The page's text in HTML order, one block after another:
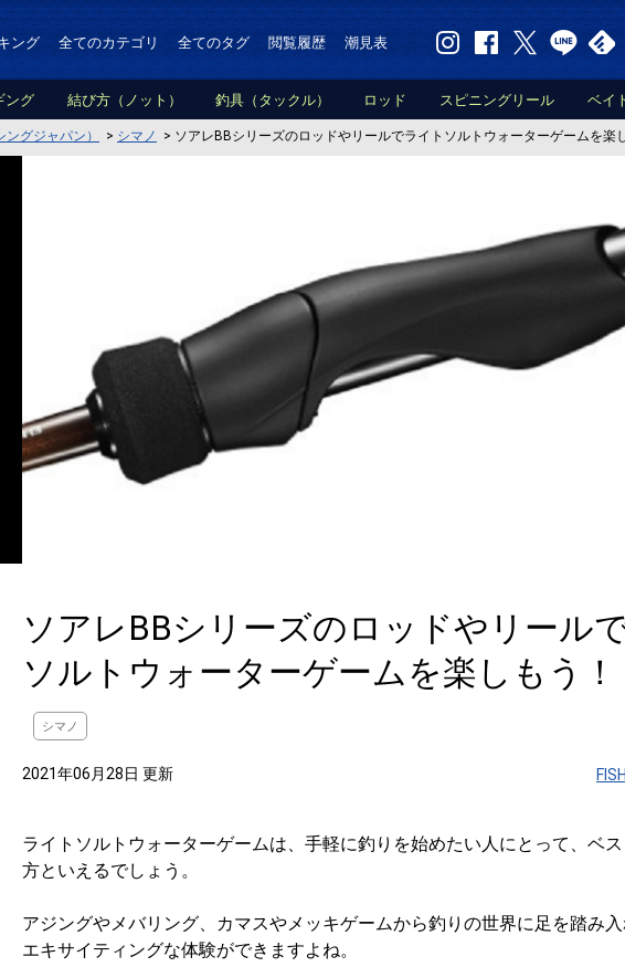
ング 全てのカテゴリ 全てのタグ 閲覧履歴 潮見表
ング 結び方（ノット） 釣具（タックル） ロッド スピニングリール ベイ
ングジャパン） > シマノ > ソアレBBシリーズのロッドやリールでライトソルトウォーターゲームを楽
ソアレBBシリーズのロッドやリール
ソルトウォーターゲームを楽しもう！
シマノ
2021年06月28日 更新
ライトソルトウォーターゲームは、手軽に釣りを始めたい人にとって、ベ
方といえるでしょう。
アジングやメバリング、カマスやメッキゲームから釣りの世界に足を踏み
エキサイティングな体験ができますよね。